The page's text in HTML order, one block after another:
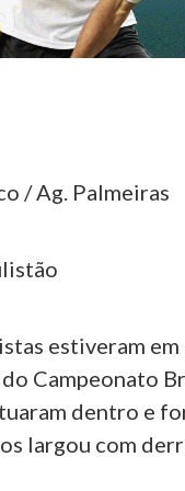
/ Ag. Palmeiras
estiveram
Campeonato
dentro e
largou com